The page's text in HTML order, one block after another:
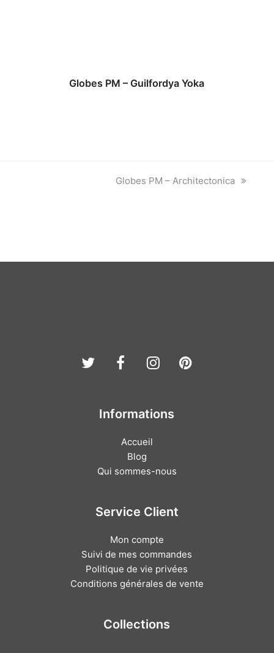
Globes PM – Guilfordya Yoka
next
Globes PM – Architectonica
TwitterFacebook
Instagram
Pinterest
Informations
Accueil
Blog
Qui sommes-nous
Service Client
Mon compte
Suivi de mes commandes
Politique de vie privées
Conditions générales de vente
Collections